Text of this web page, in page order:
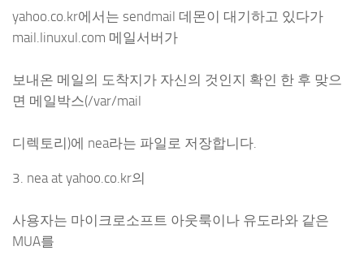
yahoo.co.kr에서는 sendmail 데몬이 대기하고 있다가
mail.linuxul.com 메일서버가
보내온 메일의 도착지가 자신의 것인지 확인 한 후 맞으
면 메일박스(/var/mail
디렉토리)에 nea라는 파일로 저장합니다.
3. nea at yahoo.co.kr의
사용자는 마이크로소프트 아웃룩이나 유도라와 같은
MUA를